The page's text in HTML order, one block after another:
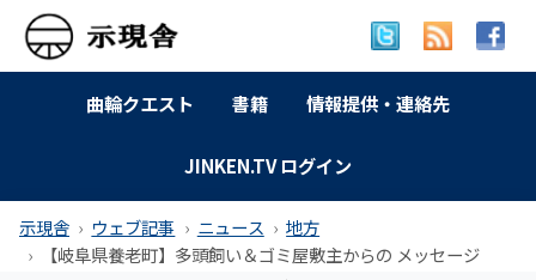
曲輪クエスト 書籍 情報提供・連絡先
JINKEN.TV ログイン
示現舎 ウェブ記事 ニュース
地方
【岐阜県養老町】多頭飼い＆ゴミ屋敷主からの メッセージ